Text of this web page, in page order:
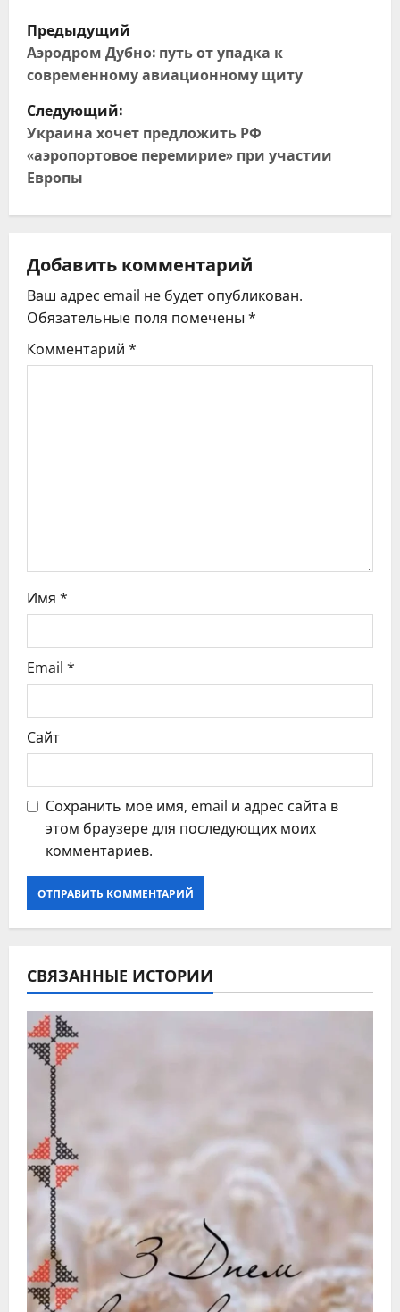
Н
а
в
и
г
а
ц
и
я
п
с
я
м
Предыдущий
Аэродром Дубно: путь от упадка к
современному авиационному щиту
Следующий:
Украина хочет предложить РФ
«аэропортовое перемирие» при участии
Европы
Добавить комментарий
Ваш адрес email не будет опубликован.
Обязательные поля помечены *
Комментарий *
Имя *
Email *
Сайт
Сохранить моё имя, email и адрес сайта в
этом браузере для последующих моих
комментариев.
СВЯЗАННЫЕ ИСТОРИИ